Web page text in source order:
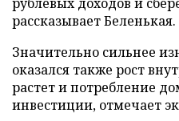
рассказывает Беленькая.
Значительно сильнее
оказался также рост
растет и потребление
инвестиции, отмечает